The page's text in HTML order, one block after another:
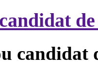
candidat